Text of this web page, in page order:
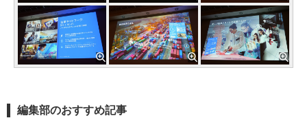
編集部のおすすめ記事